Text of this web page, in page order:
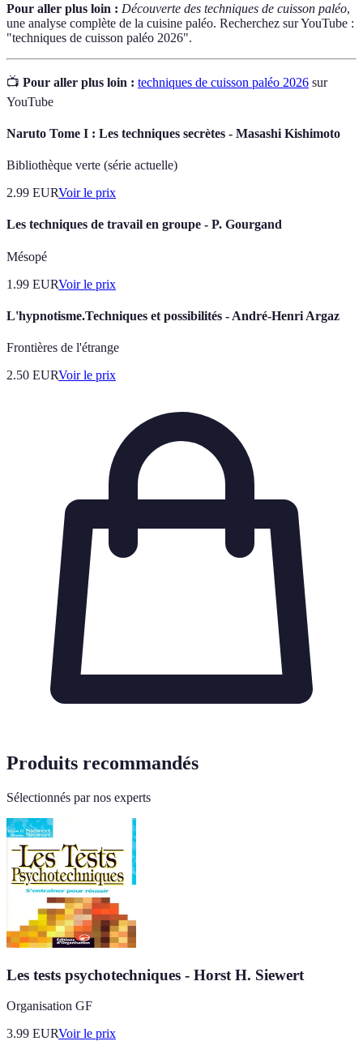
Pour aller plus loin : Découverte des techniques de cuisson paléo,
une analyse complète de la cuisine paléo. Recherchez sur YouTube :
"techniques de cuisson paléo 2026".
📺 Pour aller plus loin : techniques de cuisson paléo 2026 sur
YouTube
Naruto Tome I : Les techniques secrètes - Masashi Kishimoto
Bibliothèque verte (série actuelle)
2.99 EURVoir le prix
Les techniques de travail en groupe - P. Gourgand
Mésopé
1.99 EURVoir le prix
L'hypnotisme.Techniques et possibilités - André-Henri Argaz
Frontières de l'étrange
2.50 EURVoir le prix
Produits recommandés
Sélectionnés par nos experts
Les tests psychotechniques - Horst H. Siewert
Organisation GF
3.99 EURVoir le prix